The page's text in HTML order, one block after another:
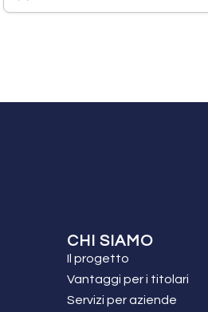
CHI SIAMO
Il progetto
Vantaggi per i titolari
Servizi per aziende